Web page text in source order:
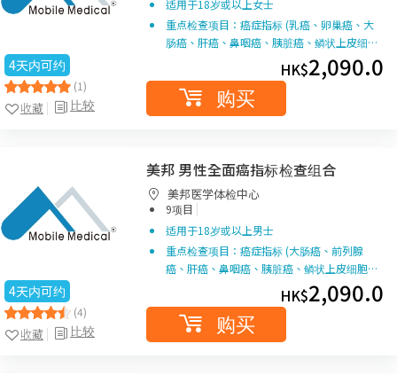
4天内可约
(1)
比较
收藏
适用于18岁或以上女士
重点检查项目：癌症指标 (乳癌、卵巢癌、大
肠癌、肝癌、鼻咽癌、胰脏癌、鳞状上皮细…
HK$2,090.0
购买
4天内可约
(4)
比较
收藏
美邦 男性全面癌指标检查组合
美邦医学体检中心
9项目 |
适用于18岁或以上男士
重点检查项目：癌症指标 (大肠癌、前列腺
癌、肝癌、鼻咽癌、胰脏癌、鳞状上皮细胞…
HK$2,090.0
购买